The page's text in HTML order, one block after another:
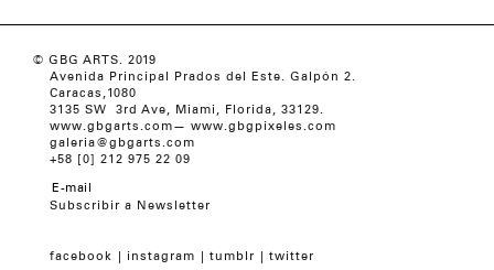
© GBG ARTS. 2019
Avenida Principal Prados del Este. Galpón 2.
Caracas,1080
3135 SW 3rd Ave, Miami, Florida, 33129.
www.gbgarts.com— www.gbgpixeles.com
galeria@gbgarts.com
+58 [0] 212 975 22 09
Subscribir a Newsletter
facebook instagram tumblr twitter